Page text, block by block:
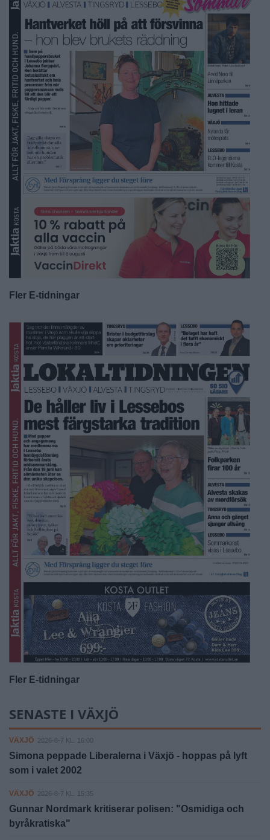
Fler E-tidningar
Fler E-tidningar
SENASTE I VÄXJÖ
VÄXJÖ 2026-8-7 KL. 16:00
Simona peppade Liberalerna i Växjö - hoppas på lyft
som i valet 2002
VÄXJÖ 2026-8-7 KL. 15:35
Gunnar Nordmark kritiserar polisen: "Osmidiga och
byråkratiska"